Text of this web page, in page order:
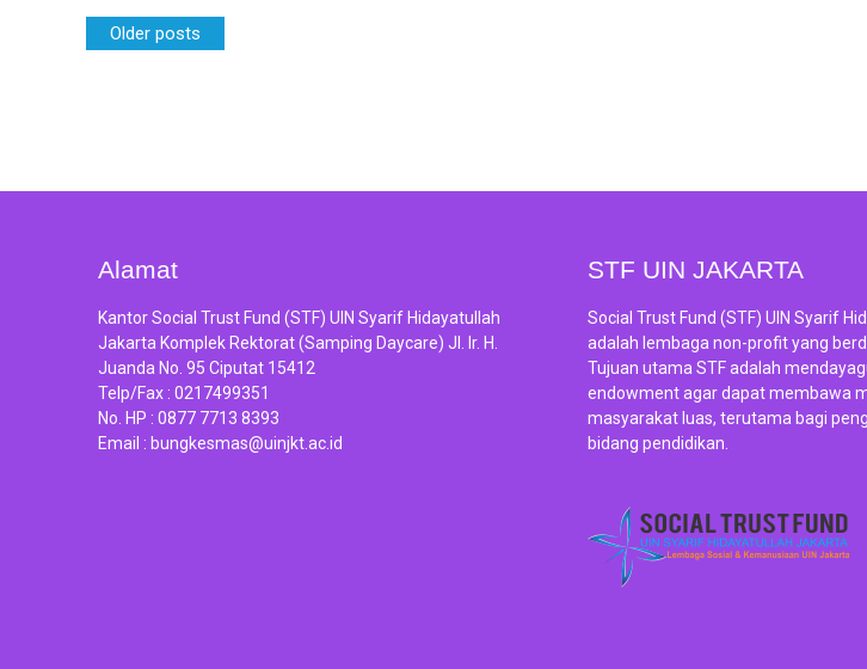
Posts
navigation
Older posts
Alamat
Kantor Social Trust Fund (STF) UIN Syarif Hidayatullah
Jakarta Komplek Rektorat (Samping Daycare) Jl. Ir. H.
Juanda No. 95 Ciputat 15412
Telp/Fax : 0217499351
No. HP : 0877 7713 8393
Email : bungkesmas@uinjkt.ac.id
STF UIN JAKARTA
Social Trust Fund (STF) UIN Syarif
adalah lembaga non-profit yang
Tujuan utama STF adalah
endowment agar dapat membawa
masyarakat luas, terutama bagi
bidang pendidikan.